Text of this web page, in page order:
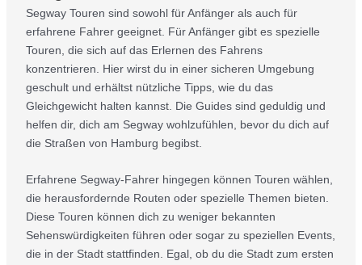
Segway Touren sind sowohl für Anfänger als auch für
erfahrene Fahrer geeignet. Für Anfänger gibt es spezielle
Touren, die sich auf das Erlernen des Fahrens
konzentrieren. Hier wirst du in einer sicheren Umgebung
geschult und erhältst nützliche Tipps, wie du das
Gleichgewicht halten kannst. Die Guides sind geduldig und
helfen dir, dich am Segway wohlzufühlen, bevor du dich auf
die Straßen von Hamburg begibst.
Erfahrene Segway-Fahrer hingegen können Touren wählen,
die herausfordernde Routen oder spezielle Themen bieten.
Diese Touren können dich zu weniger bekannten
Sehenswürdigkeiten führen oder sogar zu speziellen Events,
die in der Stadt stattfinden. Egal, ob du die Stadt zum ersten